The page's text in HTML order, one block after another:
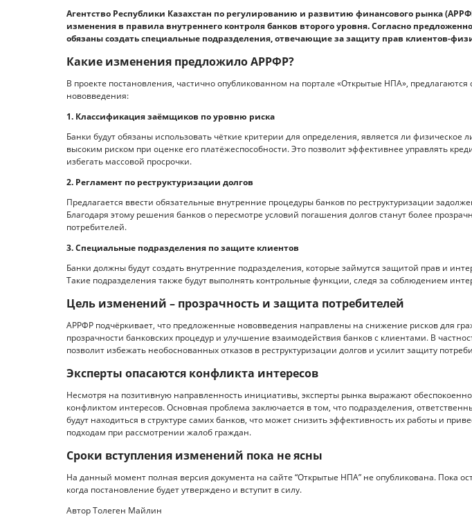
Агентство Республики Казахстан по регулированию и развитию финансового рынка
изменения в правила внутреннего контроля банков второго уровня. Согласно
обязаны создать специальные подразделения, отвечающие за защиту прав клиентов-
Какие изменения предложило АРРФР?
В проекте постановления, частично опубликованном на портале «Открытые НПА»,
нововведения:
1. Классификация заёмщиков по уровню риска
Банки будут обязаны использовать чёткие критерии для определения, является ли физическое
высоким риском при оценке его платёжеспособности. Это позволит эффективнее управлять
избегать массовой просрочки.
2. Регламент по реструктуризации долгов
Предлагается ввести обязательные внутренние процедуры банков по реструктуризации
Благодаря этому решения банков о пересмотре условий погашения долгов станут более
потребителей.
3. Специальные подразделения по защите клиентов
Банки должны будут создать внутренние подразделения, которые займутся защитой прав и
Такие подразделения также будут выполнять контрольные функции, следя за соблюдением
Цель изменений – прозрачность и защита потребителей
АРРФР подчёркивает, что предложенные нововведения направлены на снижение рисков для
прозрачности банковских процедур и улучшение взаимодействия банков с клиентами. В
позволит избежать необоснованных отказов в реструктуризации долгов и усилит защиту
Эксперты опасаются конфликта интересов
Несмотря на позитивную направленность инициативы, эксперты рынка выражают
конфликтом интересов. Основная проблема заключается в том, что подразделения,
будут находиться в структуре самих банков, что может снизить эффективность их работы и
подходам при рассмотрении жалоб граждан.
Сроки вступления изменений пока не ясны
На данный момент полная версия документа на сайте “Открытые НПА” не опубликована. Пока
когда постановление будет утверждено и вступит в силу.
Автор Толеген Майлин